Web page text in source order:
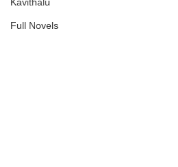
Full Novels